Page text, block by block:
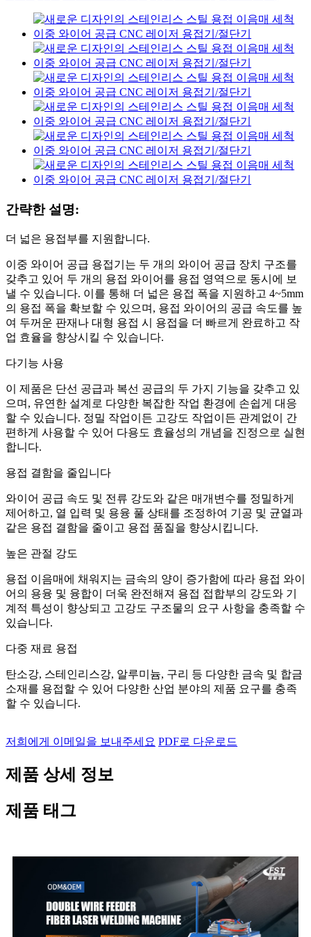
간략한 설명:
더 넓은 용접부를 지원합니다.
이중 와이어 공급 용접기는 두 개의 와이어 공급 장치 구조를
갖추고 있어 두 개의 용접 와이어를 용접 영역으로 동시에 보
낼 수 있습니다. 이를 통해 더 넓은 용접 폭을 지원하고 4~5mm
의 용접 폭을 확보할 수 있으며, 용접 와이어의 공급 속도를 높
여 두꺼운 판재나 대형 용접 시 용접을 더 빠르게 완료하고 작
업 효율을 향상시킬 수 있습니다.
다기능 사용
이 제품은 단선 공급과 복선 공급의 두 가지 기능을 갖추고 있
으며, 유연한 설계로 다양한 복잡한 작업 환경에 손쉽게 대응
할 수 있습니다. 정밀 작업이든 고강도 작업이든 관계없이 간
편하게 사용할 수 있어 다용도 효율성의 개념을 진정으로 실현
합니다.
용접 결함을 줄입니다
와이어 공급 속도 및 전류 강도와 같은 매개변수를 정밀하게
제어하고, 열 입력 및 용융 풀 상태를 조정하여 기공 및 균열과
같은 용접 결함을 줄이고 용접 품질을 향상시킵니다.
높은 관절 강도
용접 이음매에 채워지는 금속의 양이 증가함에 따라 용접 와이
어의 용융 및 융합이 더욱 완전해져 용접 접합부의 강도와 기
계적 특성이 향상되고 고강도 구조물의 요구 사항을 충족할 수
있습니다.
다중 재료 용접
탄소강, 스테인리스강, 알루미늄, 구리 등 다양한 금속 및 합금
소재를 용접할 수 있어 다양한 산업 분야의 제품 요구를 충족
할 수 있습니다.
저희에게 이메일을 보내주세요 PDF로 다운로드
제품 상세 정보
제품 태그